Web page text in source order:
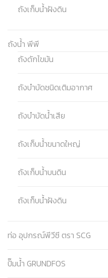
ถังเก็บน้ำฝังดิน
ถังน้ำ พีพี
ถังดักไขมัน
ถังบำบัดชนิดเติมอากาศ
ถังบำบัดน้ำเสีย
ถังเก็บน้ำขนาดใหญ่
ถังเก็บน้ำบนดิน
ถังเก็บน้ำฝังดิน
ท่อ อุปกรณ์พีวีซี ตรา SCG
ปั๊มน้ำ GRUNDFOS